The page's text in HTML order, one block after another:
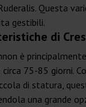
Questa
gestibili.
di
è
75-85 giorni.
di statura,
una grande